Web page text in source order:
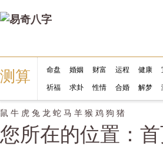
测算 命盘 婚姻 财富 运程 健康
祈福 求卦 性情 合婚 解梦
鼠 牛 虎 兔 龙 蛇 马 羊 猴 鸡 狗 猪
您所在的位置：